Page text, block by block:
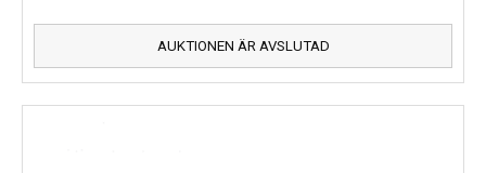
AUKTIONEN ÄR AVSLUTAD